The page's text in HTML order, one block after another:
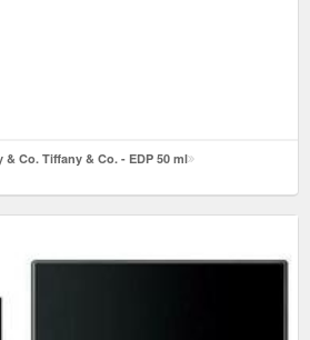
Co. Tiffany & Co. - EDP 50 ml